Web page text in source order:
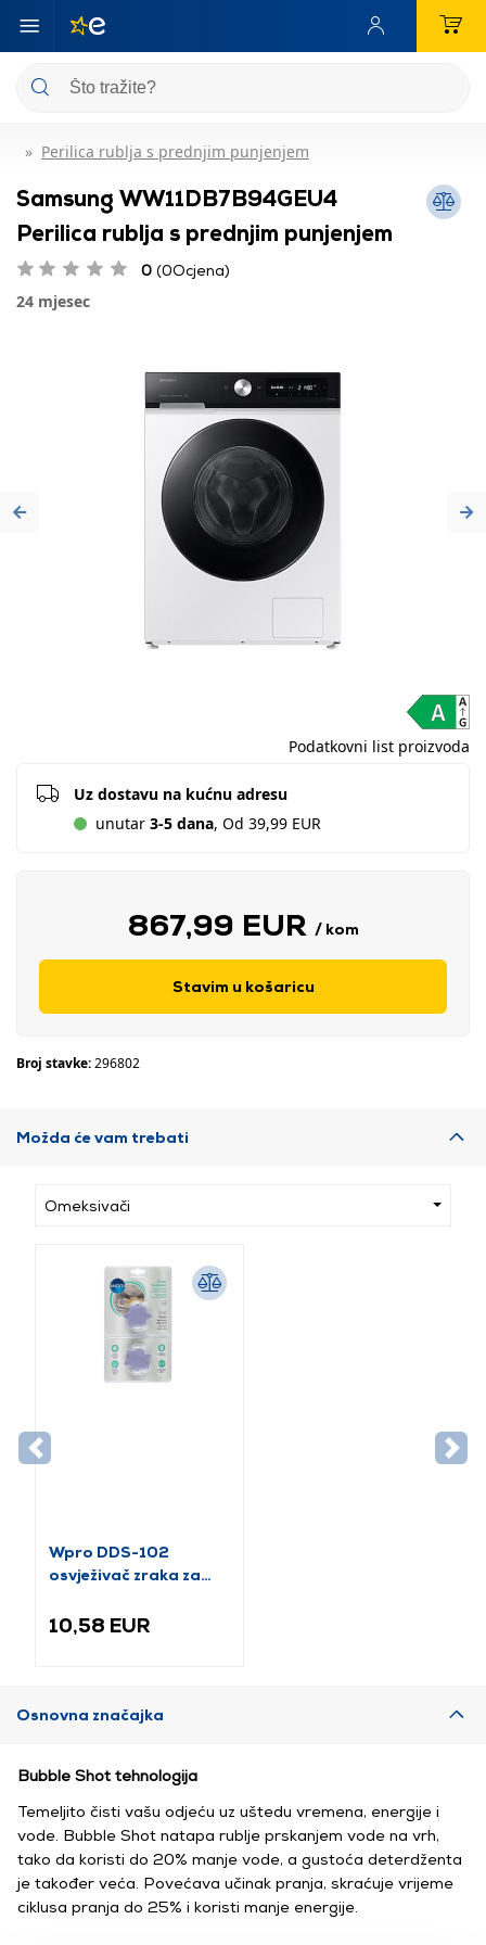
Perilica rublja s prednjim punjenjem
Samsung WW11DB7B94GEU4
Perilica rublja s prednjim punjenjem
0 (0Ocjena)
24 mjesec
Previous
Podatkovni list proizvoda
Uz dostavu na kućnu adresu
unutar 3-5 dana, Od 39,99 EUR
867,99 EUR / kom
Stavim u košaricu
Broj stavke:296802
Možda će vam trebati
Omeksivači
Wpro DDS-102
osvježivač zraka za
10,58 EUR
Osnovna značajka
Bubble Shot tehnologija
Temeljito čisti vašu odjeću uz uštedu vremena, energije i
vode. Bubble Shot natapa rublje prskanjem vode na vrh,
tako da koristi do 20% manje vode, a gustoća deterdženta
je također veća. Povećava učinak pranja, skraćuje vrijeme
ciklusa pranja do 25% i koristi manje energije.